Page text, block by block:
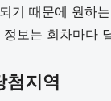
기 때문에 원하
보는 회차마다
첨지역